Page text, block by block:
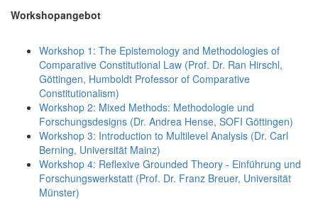
Workshopangebot
Workshop 1: The Epistemology and Methodologies of
Comparative Constitutional Law (Prof. Dr. Ran Hirschl,
Göttingen, Humboldt Professor of Comparative
Constitutionalism)
Workshop 2: Mixed Methods: Methodologie und
Forschungsdesigns (Dr. Andrea Hense, SOFI Göttingen)
Workshop 3: Introduction to Multilevel Analysis (Dr. Carl
Berning, Universität Mainz)
Workshop 4: Reflexive Grounded Theory - Einführung und
Forschungswerkstatt (Prof. Dr. Franz Breuer, Universität
Münster)